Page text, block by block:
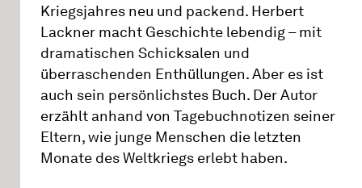
Kriegsjahres neu und packend. Herbert
Lackner macht Geschichte lebendig – mit
dramatischen Schicksalen und
überraschenden Enthüllungen. Aber es ist
auch sein persönlichstes Buch. Der Autor
erzählt anhand von Tagebuchnotizen seiner
Eltern, wie junge Menschen die letzten
Monate des Weltkriegs erlebt haben.